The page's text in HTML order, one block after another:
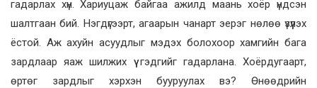
гадарлах хүн. Хариуцаж байгаа ажилд маань хоёр үндсэн
шалтгаан бий. Нэгдүгээрт, агаарын чанарт эерэг нөлөө үзүүлэх
ёстой. Аж ахуйн асуудлыг мэдэх болохоор хамгийн бага
зардлаар яаж шилжих үү гэдгийг гадарлана. Хоёрдугаарт,
өртөг зардлыг хэрхэн бууруулах вэ? Өнөөдрийн